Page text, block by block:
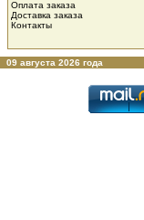
Оплата заказа
Доставка заказа
Контакты
09 августа 2026 года